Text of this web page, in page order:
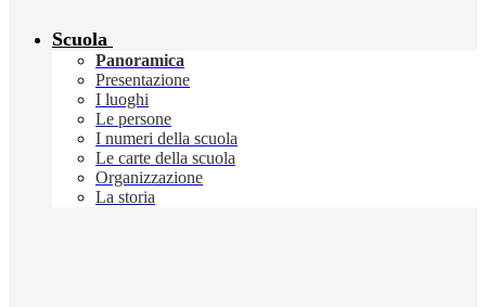
Scuola
Panoramica
Presentazione
I luoghi
Le persone
I numeri della scuola
Le carte della scuola
Organizzazione
La storia